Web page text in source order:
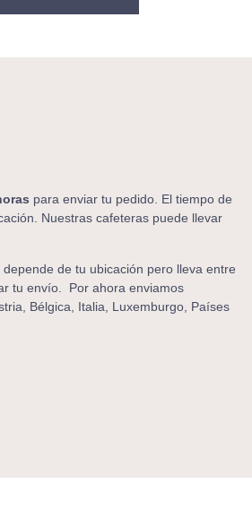
para enviar tu pedido. El tiempo de
Nuestras cafeteras puede llevar
depende de tu ubicación pero lleva entre
tu envío. Por ahora enviamos
Bélgica, Italia, Luxemburgo, Países